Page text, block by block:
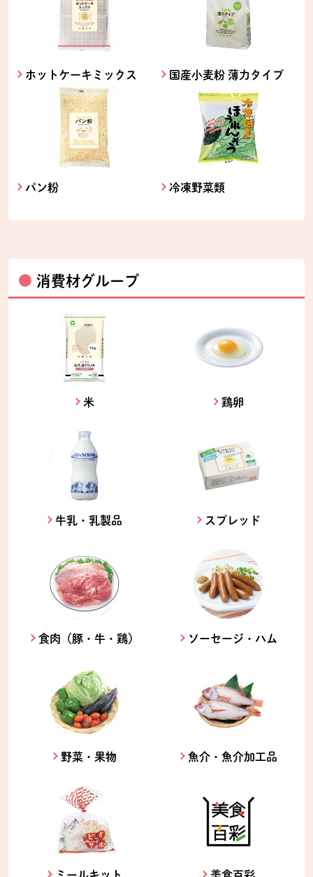
ホットケーキミックス 国産小麦粉 薄力タイプ
パン粉 冷凍野菜類
消費材グループ
米 鶏卵
牛乳・乳製品 スプレッド
食肉（豚・牛・鶏） ソーセージ・ハム
野菜・果物 魚介・魚介加工品